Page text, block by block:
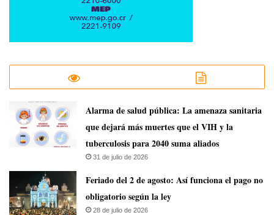
​Alarma de salud pública: La amenaza sanitaria
que dejará más muertes que el VIH y la
tuberculosis para 2040 suma aliados
31 de julio de 2026
Feriado del 2 de agosto: Así funciona el pago no
obligatorio según la ley
28 de julio de 2026